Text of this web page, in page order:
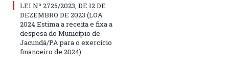
LEI Nº 2725/2023, DE 12 DE
DEZEMBRO DE 2023 (LOA
2024 Estima a receita e fixa a
despesa do Município de
Jacundá/PA para o exercício
financeiro de 2024)